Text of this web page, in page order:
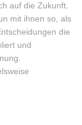
auf die Zukunft.
mit ihnen so, als
die
und